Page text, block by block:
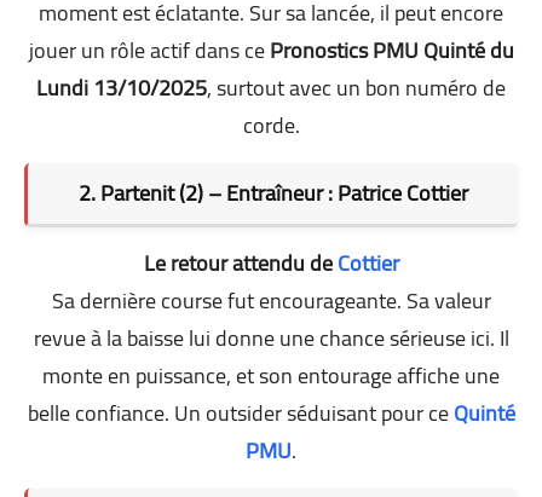
moment est éclatante. Sur sa lancée, il peut encore
jouer un rôle actif dans cePronostics PMU Quinté du
Lundi 13/10/2025, surtout avec un bon numéro de
corde.
2. Partenit (2) – Entraîneur : Patrice Cottier
Le retour attendu deCottier
Sa dernière course fut encourageante. Sa valeur
revue à la baisse lui donne une chance sérieuse ici. Il
monte en puissance, et son entourage affiche une
belle confiance. Un outsider séduisant pour ceQuinté
PMU.